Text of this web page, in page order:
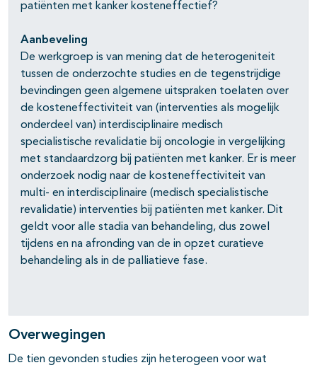
patiënten met kanker kosteneffectief?
Aanbeveling
De werkgroep is van mening dat de heterogeniteit
tussen de onderzochte studies en de tegenstrijdige
bevindingen geen algemene uitspraken toelaten over
de kosteneffectiviteit van (interventies als mogelijk
onderdeel van) interdisciplinaire medisch
specialistische revalidatie bij oncologie in vergelijking
met standaardzorg bij patiënten met kanker. Er is meer
onderzoek nodig naar de kosteneffectiviteit van
multi- en interdisciplinaire (medisch specialistische
revalidatie) interventies bij patiënten met kanker. Dit
geldt voor alle stadia van behandeling, dus zowel
tijdens en na afronding van de in opzet curatieve
behandeling als in de palliatieve fase.
Overwegingen
De tien gevonden studies zijn heterogeen voor wat